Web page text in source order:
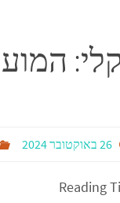
e
26 באוקטובר 2024
Reading